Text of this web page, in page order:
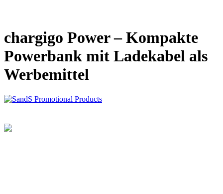
chargigo Power – Kompakte
Powerbank mit Ladekabel als
Werbemittel